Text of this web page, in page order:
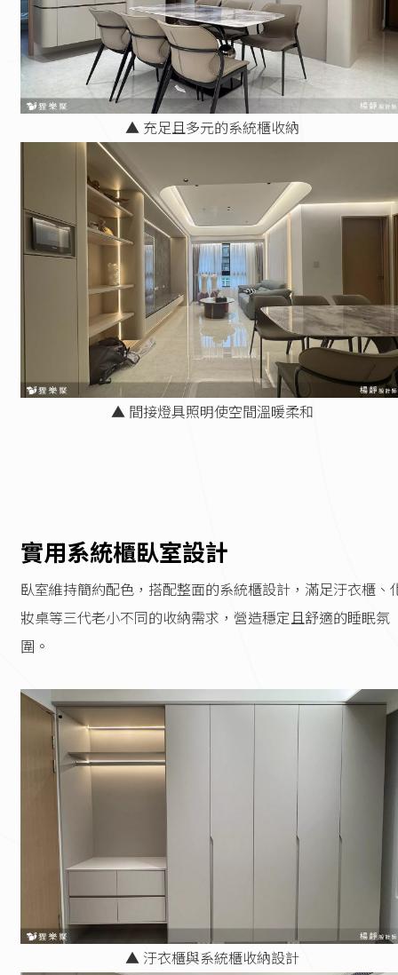
▲ 充足且多元的系統櫃收納
▲ 間接燈具照明使空間溫暖柔和
實用系統櫃臥室設計
臥室維持簡約配色，搭配整面的系統櫃設計，滿足汙衣櫃、
妝桌等三代老小不同的收納需求，營造穩定且舒適的睡眠氛
圍。
▲ 汙衣櫃與系統櫃收納設計